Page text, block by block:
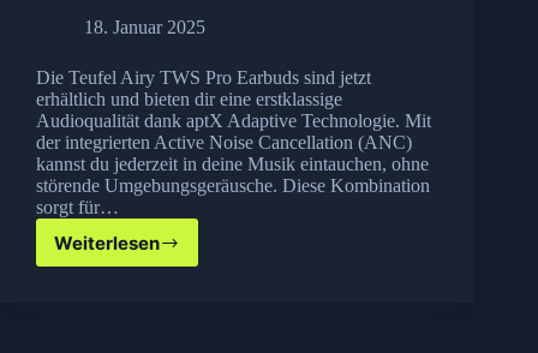
18. Januar 2025
Die Teufel Airy TWS Pro Earbuds sind jetzt
erhältlich und bieten dir eine erstklassige
Audioqualität dank aptX Adaptive Technologie. Mit
der integrierten Active Noise Cancellation (ANC)
kannst du jederzeit in deine Musik eintauchen, ohne
störende Umgebungsgeräusche. Diese Kombination
sorgt für…
Weiterlesen
Teufel